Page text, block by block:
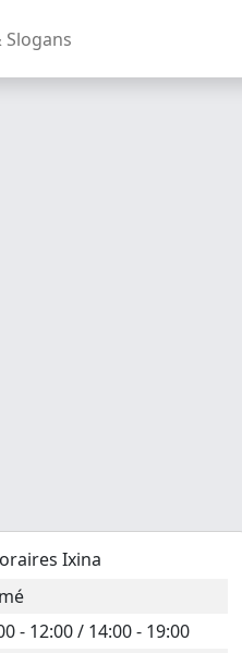
Slogans
Ixina
- 12:00 / 14:00 - 19:00